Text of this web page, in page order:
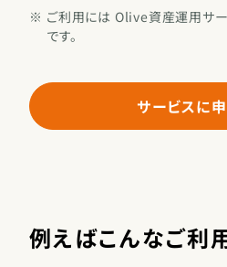
※ ご利用には Olive資産運用サ
です。
サービスに
例えばこんなご利